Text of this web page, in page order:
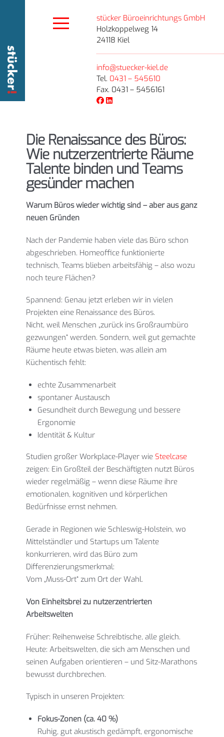
stücker Büroeinrichtungs GmbH
Holzkoppelweg 14
24118 Kiel
info@stuecker-kiel.de
Tel. 0431 – 545610
Fax. 0431 – 5456161
Die Renaissance des Büros:
Wie nutzerzentrierte Räume
Talente binden und Teams
gesünder machen
Warum Büros wieder wichtig sind – aber aus ganz
neuen Gründen
Nach der Pandemie haben viele das Büro schon
abgeschrieben. Homeoffice funktionierte
technisch, Teams blieben arbeitsfähig – also wozu
noch teure Flächen?
Spannend: Genau jetzt erleben wir in vielen
Projekten eine Renaissance des Büros.
Nicht, weil Menschen „zurück ins Großraumbüro
gezwungen“ werden. Sondern, weil gut gemachte
Räume heute etwas bieten, was allein am
Küchentisch fehlt:
echte Zusammenarbeit
spontaner Austausch
Gesundheit durch Bewegung und bessere
Ergonomie
Identität & Kultur
Studien großer Workplace-Player wie Steelcase
zeigen: Ein Großteil der Beschäftigten nutzt Büros
wieder regelmäßig – wenn diese Räume ihre
emotionalen, kognitiven und körperlichen
Bedürfnisse ernst nehmen.
Gerade in Regionen wie Schleswig-Holstein, wo
Mittelständler und Startups um Talente
konkurrieren, wird das Büro zum
Differenzierungsmerkmal:
Vom „Muss-Ort“ zum Ort der Wahl.
Von Einheitsbrei zu nutzerzentrierten
Arbeitswelten
Früher: Reihenweise Schreibtische, alle gleich.
Heute: Arbeitswelten, die sich am Menschen und
seinen Aufgaben orientieren – und Sitz-Marathons
bewusst durchbrechen.
Typisch in unseren Projekten:
Fokus-Zonen (ca. 40 %)
Ruhig, gut akustisch gedämpft, ergonomische